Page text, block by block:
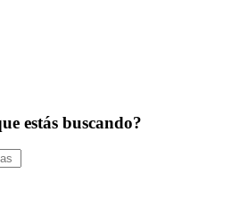
estás buscando?